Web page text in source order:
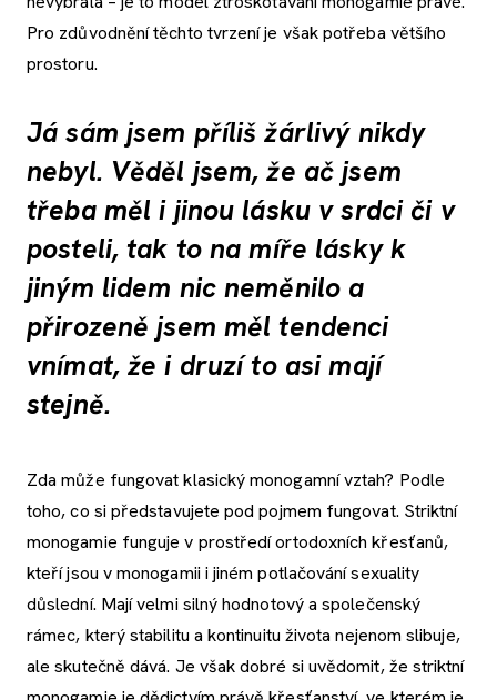
Pro zdůvodnění těchto tvrzení je však potřeba většího
prostoru.
Já sám jsem příliš žárlivý nikdy
nebyl. Věděl jsem, že ač jsem
třeba měl i jinou lásku v srdci či v
posteli, tak to na míře lásky k
jiným lidem nic neměnilo a
přirozeně jsem měl tendenci
vnímat, že i druzí to asi mají
stejně.
Zda může fungovat klasický monogamní vztah? Podle
toho, co si představujete pod pojmem fungovat. Striktní
monogamie funguje v prostředí ortodoxních křesťanů,
kteří jsou v monogamii i jiném potlačování sexuality
důslední. Mají velmi silný hodnotový a společenský
rámec, který stabilitu a kontinuitu života nejenom slibuje,
ale skutečně dává. Je však dobré si uvědomit, že striktní